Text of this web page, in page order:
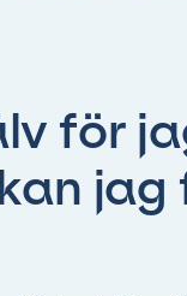
för
jag